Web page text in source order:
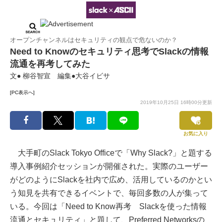
オープンチャンネルはセキュリティの観点で危ないのか？
Need to Knowのセキュリティ思考でSlackの情報
流通を再考してみた
文● 柳谷智宣 編集●大谷イビサ
[PC表示へ]
2019年10月25日 16時00分更新
お気に入り
大手町のSlack Tokyo Officeで「Why Slack?」と題する
導入事例紹介セッションが開催された。実際のユーザー
がどのようにSlackを社内で広め、活用しているのかとい
う知見を共有できるイベントで、毎回多数の人が集って
いる。今回は「Need to Know再考 Slackを使った情報
流通とセキュリティ」と題して、Preferred Networksの